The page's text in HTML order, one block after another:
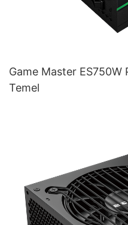
Game Master ES750W
Temel